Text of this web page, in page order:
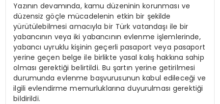
Yazının devamında, kamu düzeninin korunması ve
düzensiz göçle mücadelenin etkin bir şekilde
yürütülebilmesi amacıyla bir Türk vatandaşı ile bir
yabancının veya iki yabancının evlenme işlemlerinde,
yabancı uyruklu kişinin geçerli pasaport veya pasaport
yerine geçen belge ile birlikte yasal kalış hakkına sahip
olması gerektiği belirtildi. Bu şartın yerine getirilmesi
durumunda evlenme başvurusunun kabul edileceği ve
ilgili evlendirme memurluklarına duyurulması gerektiği
bildirildi.